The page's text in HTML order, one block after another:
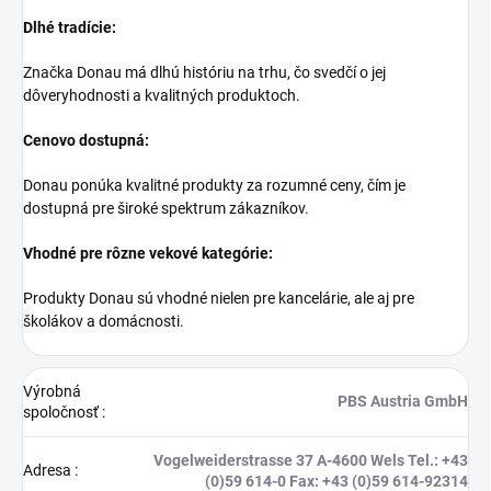
Dlhé tradície:
Značka Donau má dlhú históriu na trhu, čo svedčí o jej
dôveryhodnosti a kvalitných produktoch.
Cenovo dostupná:
Donau ponúka kvalitné produkty za rozumné ceny, čím je
dostupná pre široké spektrum zákazníkov.
Vhodné pre rôzne vekové kategórie:
Produkty Donau sú vhodné nielen pre kancelárie, ale aj pre
školákov a domácnosti.
Výrobná
spoločnosť:
PBS Austria GmbH
Adresa :
Vogelweiderstrasse 37 A-4600 Wels Tel.: +43
(0)59 614-0 Fax: +43 (0)59 614-92314